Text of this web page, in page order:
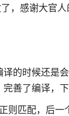
，感谢大官人
的时候还是
善了编译，
则匹配，后一